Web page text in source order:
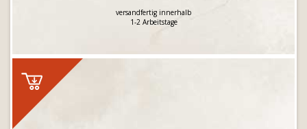
versandfertig innerhalb
1-2 Arbeitstage